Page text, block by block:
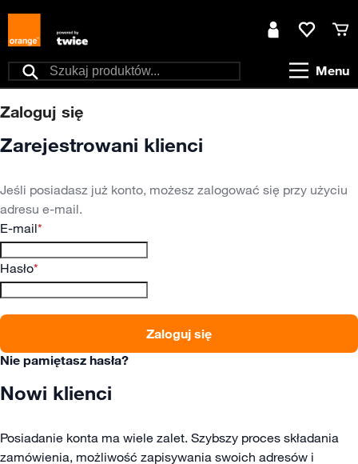
Przejdź do treści
Menu
Szukaj
Moje kontoUlubione
Zaloguj się
Zarejestrowani klienci
Jeśli posiadasz już konto, możesz zalogować się przy użyciu
adresu e-mail.
E-mail
Hasło
Zaloguj się
Nie pamiętasz hasła?
Nowi klienci
Posiadanie konta ma wiele zalet. Szybszy proces składania
zamówienia, możliwość zapisywania swoich adresów i